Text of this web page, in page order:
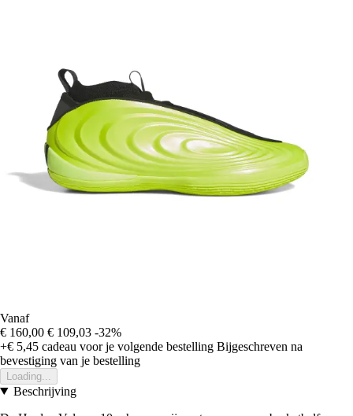
Vanaf
€ 160,00 € 109,03 -32%
+€ 5,45 cadeau voor je volgende bestelling Bijgeschreven na
bevestiging van je bestelling
Loading...
Beschrijving